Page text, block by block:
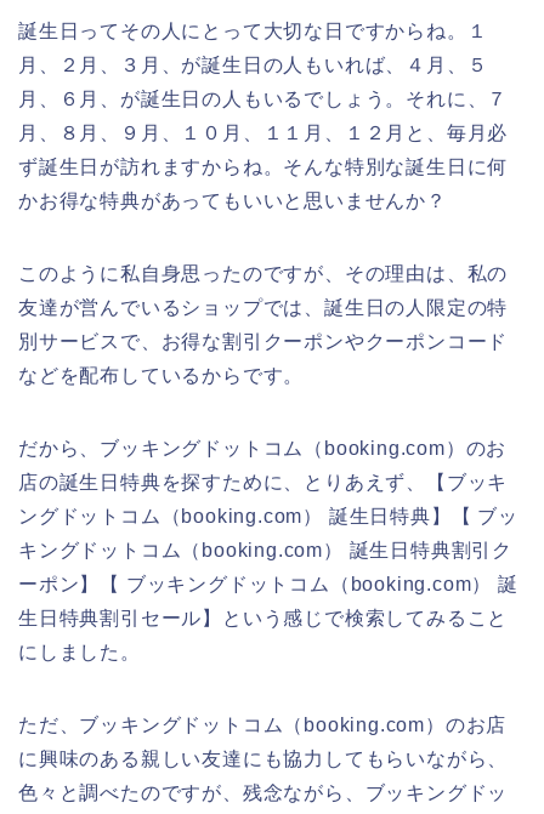
誕生日ってその人にとって大切な日ですからね。１
月、２月、３月、が誕生日の人もいれば、４月、５
月、６月、が誕生日の人もいるでしょう。それに、７
月、８月、９月、１０月、１１月、１２月と、毎月必
ず誕生日が訪れますからね。そんな特別な誕生日に何
かお得な特典があってもいいと思いませんか？
このように私自身思ったのですが、その理由は、私の
友達が営んでいるショップでは、誕生日の人限定の特
別サービスで、お得な割引クーポンやクーポンコード
などを配布しているからです。
だから、ブッキングドットコム（booking.com）のお
店の誕生日特典を探すために、とりあえず、【ブッキ
ングドットコム（booking.com） 誕生日特典】【 ブッ
キングドットコム（booking.com） 誕生日特典割引ク
ーポン】【 ブッキングドットコム（booking.com） 誕
生日特典割引セール】という感じで検索してみること
にしました。
ただ、ブッキングドットコム（booking.com）のお店
に興味のある親しい友達にも協力してもらいながら、
色々と調べたのですが、残念ながら、ブッキングドッ